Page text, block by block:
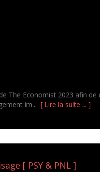
The Economist 2023 afin
im... [ Lire la suite ... ]
[ PSY & PNL ]